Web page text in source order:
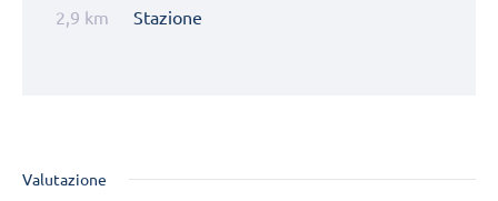
Stazione
2,9 km
Valutazione